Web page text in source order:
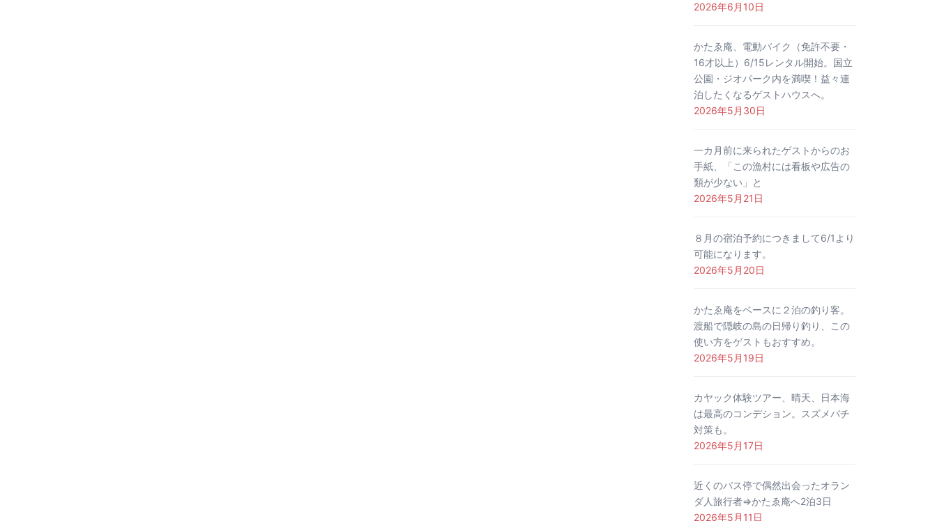
2026年6月10日
かたゑ庵、電動バイク（免許不要・
16才以上）6/15レンタル開始。国立
公園・ジオパーク内を満喫！益々連
泊したくなるゲストハウスへ。
2026年5月30日
一カ月前に来られたゲストからのお
手紙、「この漁村には看板や広告の
類が少ない」と
2026年5月21日
８月の宿泊予約につきまして6/1より
可能になります。
2026年5月20日
かたゑ庵をベースに２泊の釣り客。
渡船で隠岐の島の日帰り釣り、この
使い方をゲストもおすすめ。
2026年5月19日
カヤック体験ツアー、晴天、日本海
は最高のコンデション。スズメバチ
対策も。
2026年5月17日
近くのバス停で偶然出会ったオラン
ダ人旅行者⇒かたゑ庵へ2泊3日
2026年5月11日